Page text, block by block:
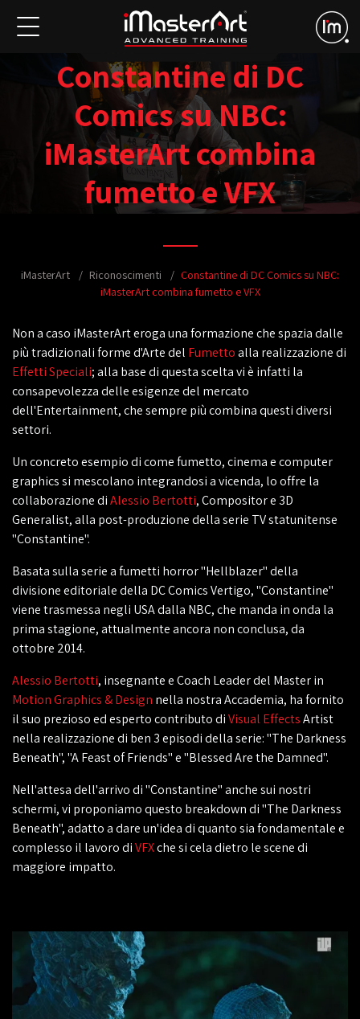
Constantine di DC
Comics su NBC:
iMasterArt combina
fumetto e VFX
iMasterArt Riconoscimenti
Constantine di DC Comics su NBC:
iMasterArt combina fumetto e VFX
Non a caso iMasterArt eroga una formazione che spazia dalle
più tradizionali forme d'Arte del Fumettoalla realizzazione di
Effetti Speciali; alla base di questa scelta vi è infatti la
consapevolezza delle esigenze del mercato
dell'Entertainment, che sempre più combina questi diversi
settori.
Un concreto esempio di come fumetto, cinema e computer
graphics si mescolano integrandosi a vicenda, lo offre la
collaborazione diAlessio Bertotti, Compositor e 3D
Generalist, alla post-produzione della serie TV statunitense
"Constantine".
Basata sulla serie a fumetti horror "Hellblazer" della
divisione editoriale della DC Comics Vertigo, "Constantine"
viene trasmessa negli USA dalla NBC, che manda in onda la
prima stagione, attualmente ancora non conclusa, da
ottobre 2014.
Alessio Bertotti, insegnante e Coach Leader del Master in
Motion Graphics & Design nella nostra Accademia, ha fornito
il suo prezioso ed esperto contributo diVisual EffectsArtist
nella realizzazione di ben 3 episodi della serie: "The Darkness
Beneath", "A Feast of Friends" e "Blessed Are the Damned".
Nell'attesa dell'arrivo di "Constantine" anche sui nostri
schermi, vi proponiamo questo breakdown di "The Darkness
Beneath", adatto a dare un'idea di quanto sia fondamentale e
complesso il lavoro diVFXche si cela dietro le scene di
maggiore impatto.